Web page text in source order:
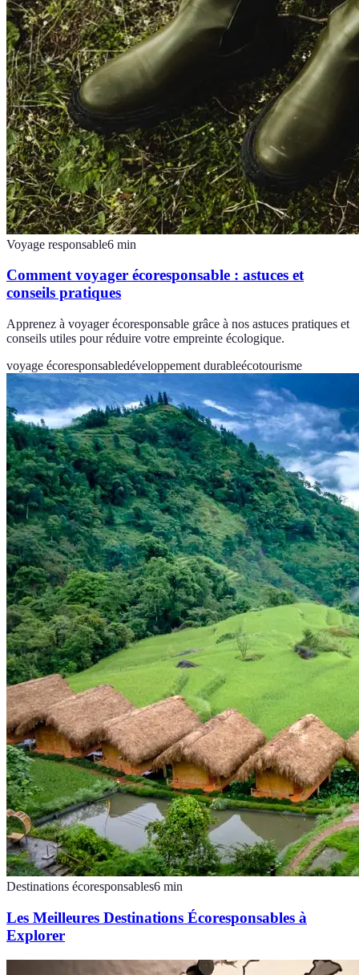
Voyage responsable6 min
Comment voyager écoresponsable : astuces et
conseils pratiques
Apprenez à voyager écoresponsable grâce à nos astuces pratiques et
conseils utiles pour réduire votre empreinte écologique.
voyage écoresponsabledéveloppement durableécotourisme
Destinations écoresponsables6 min
Les Meilleures Destinations Écoresponsables à
Explorer